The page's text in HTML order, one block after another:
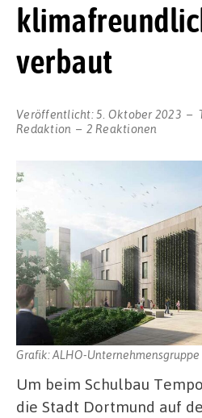
verbaut
Veröffentlicht:5. Oktober 2023
Redaktion
2 Reaktionen
Grafik: ALHO-Unternehmensgruppe
Um beim Schulbau
die Stadt Dortmund auf